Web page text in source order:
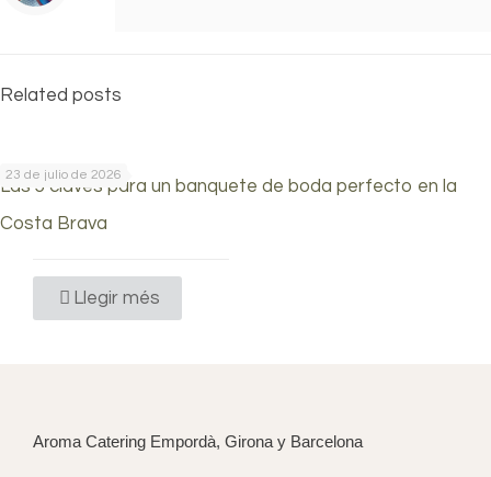
Related posts
23 de julio de 2026
Las 5 claves para un banquete de boda perfecto en la
Costa Brava
Llegir més
Aroma Catering Empordà, Girona y Barcelona